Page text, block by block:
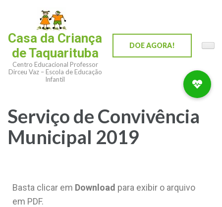
Casa da Criança
de Taquarituba
Centro Educacional Professor
Dirceu Vaz – Escola de Educação
Infantil
DOE AGORA!
Serviço de Convivência
Municipal 2019
Basta clicar em Download para exibir o arquivo
em PDF.